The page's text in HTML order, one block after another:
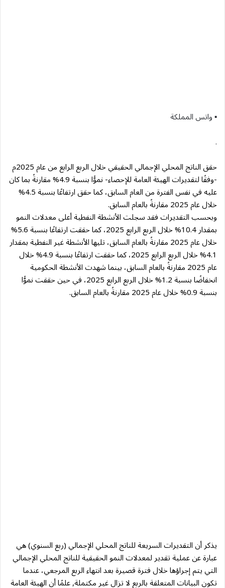
▪︎ واتس المملكة
.
حقق الناتج المحلي الإجمالي الحقيقي خلال الربع الرابع من عام 2025م
-وفقًا لتقديرات الهيئة العامة للإحصاء- نموًّا بنسبة 4.9% مقارنةً بما كان
عليه في نفس الفترة من العام السابق، كما حقق ارتفاعًا بنسبة 4.5%
خلال عام 2025 مقارنةً بالعام السابق.
وبحسب التقديرات فقد سجلت الأنشطة النفطية أعلى معدلات النمو
بمقدار 10.4% خلال الربع الرابع 2025، كما حققت ارتفاعًا بنسبة 5.6%
خلال عام 2025 مقارنةً بالعام السابق، تليها الأنشطة غير النفطية بمقدار
4.1% خلال الربع الرابع 2025، كما حققت ارتفاعًا بنسبة 4.9% خلال
عام 2025 مقارنةً بالعام السابق، بينما شهدت الأنشطة الحكومية
انخفاضًا بنسبة 1.2% خلال الربع الرابع 2025، في حين حققت نموًّا
بنسبة 0.9% خلال عام 2025 مقارنةً بالعام السابق.
يذكر أن التقديرات السريعة للناتج المحلي الإجمالي (ربع السنوي) هي
عبارة عن عملية تقدير لمعدلات النمو الحقيقية للناتج المحلي الإجمالي
التي يتم إجراؤها خلال فترة قصيرة بعد انتهاء الربع المرجعي، عندما
تكون البيانات المتعلقة بالربع لا تزال غير مكتملة, علمًا أن الهيئة العامة